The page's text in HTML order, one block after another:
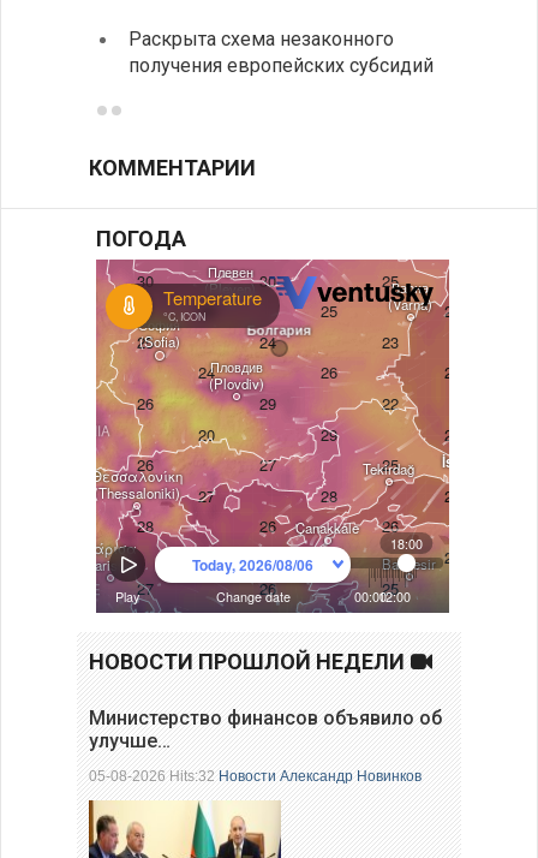
Раскрыта схема незаконного
получения европейских субсидий
КОММЕНТАРИИ
ПОГОДА
НОВОСТИ ПРОШЛОЙ НЕДЕЛИ
Министерство финансов объявило об
улучше…
05-08-2026 Hits:32Новости Александр Новинков